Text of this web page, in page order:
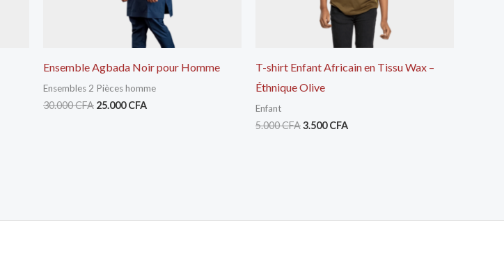
Ensemble Agbada Noir pour Homme
Ensembles 2 Pièces homme
30.000CFA 25.000CFA
T-shirt Enfant Africain en Tissu Wax –
Éthnique Olive
Enfant
5.000CFA3.500CFA